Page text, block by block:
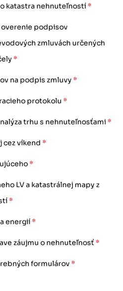
katastra nehnuteľností *
overenie podpisov
zmluvách určených
*
na podpis zmluvy *
protokolu *
trhu s nehnuteľnosťami *
cez víkend *
*
LV a katastrálnej mapy z
*
energií *
záujmu o nehnuteľnosť *
formulárov *